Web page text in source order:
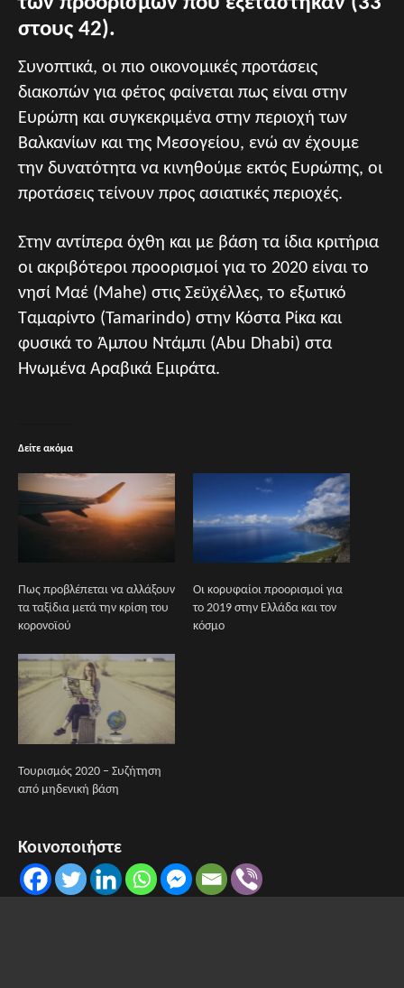
στους 42).
Συνοπτικά, οι πιο οικονομικές προτάσεις
διακοπών για φέτος φαίνεται πως είναι στην
Ευρώπη και συγκεκριμένα στην περιοχή των
Βαλκανίων και της Μεσογείου, ενώ αν έχουμε
την δυνατότητα να κινηθούμε εκτός Ευρώπης, οι
προτάσεις τείνουν προς ασιατικές περιοχές.
Στην αντίπερα όχθη και με βάση τα ίδια κριτήρια
οι ακριβότεροι προορισμοί για το 2020 είναι το
νησί Μαέ (Mahe) στις Σεϋχέλλες, το εξωτικό
Ταμαρίντο (Tamarindo) στην Κόστα Ρίκα και
φυσικά το Άμπου Ντάμπι (Abu Dhabi) στα
Ηνωμένα Αραβικά Εμιράτα.
Δείτε ακόμα
Πως προβλέπεται να αλλάξουν
τα ταξίδια μετά την κρίση του
κορονοϊού
Οι κορυφαίοι προορισμοί για
το 2019 στην Ελλάδα και τον
κόσμο
Τουρισμός 2020 – Συζήτηση
από μηδενική βάση
Κοινοποιήστε